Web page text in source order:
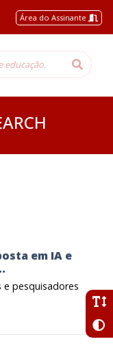
Área do Assinante
em IA e
pesquisadores